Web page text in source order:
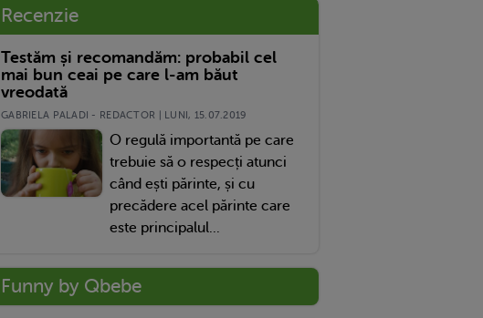
Recenzie
Testăm și recomandăm: probabil cel
mai bun ceai pe care l-am băut
vreodată
GABRIELA PALADI - REDACTOR | LUNI, 15.07.2019
O regulă importantă pe care
trebuie să o respecți atunci
când ești părinte, și cu
precădere acel părinte care
este principalul...
Funny by Qbebe